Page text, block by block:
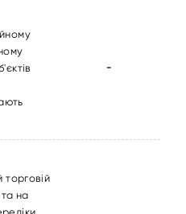
-
торговій
на